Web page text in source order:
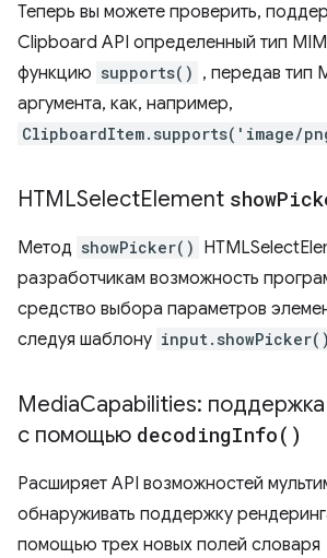
Теперь вы можете проверить,
Clipboard API определенный тип
функцию supports() , передав тип
аргумента, как, например,
ClipboardItem.supports('image/
HTMLSelectElement show
Метод showPicker()
разработчикам возможность
средство выбора параметров
следуя шаблону input.showPicker()
MediaCapabilities:
с помощью decodingInfo( )
Расширяет API возможностей
обнаруживать поддержку
помощью трех новых полей словаря